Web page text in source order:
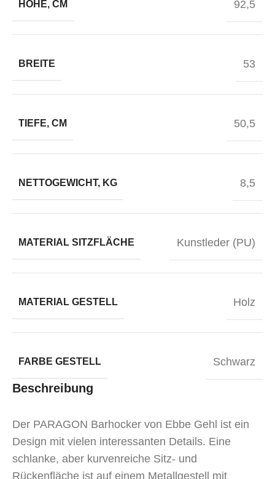
HÖHE, CM 92,5
BREITE 53
TIEFE, CM 50,5
NETTOGEWICHT, KG 8,5
MATERIAL SITZFLÄCHE Kunstleder (PU)
MATERIAL GESTELL Holz
FARBE GESTELL Schwarz
Beschreibung
Der PARAGON Barhocker von Ebbe Gehl ist ein
Design mit vielen interessanten Details. Eine
schlanke, aber kurvenreiche Sitz- und
Rückenfläche ist auf einem Metallgestell mit